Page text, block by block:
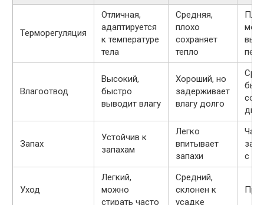
Терморегуляция
Отличная,
адаптируется
к температуре
тела
Средняя,
плохо
сохраняет
тепло
Влагоотвод
Высокий,
быстро
выводит влагу
Хороший, но
задерживает
влагу долго
Запах
Устойчив к
запахам
Легко
впитывает
запахи
с
Уход
Легкий,
можно
стирать часто
Средний,
склонен к
усадке